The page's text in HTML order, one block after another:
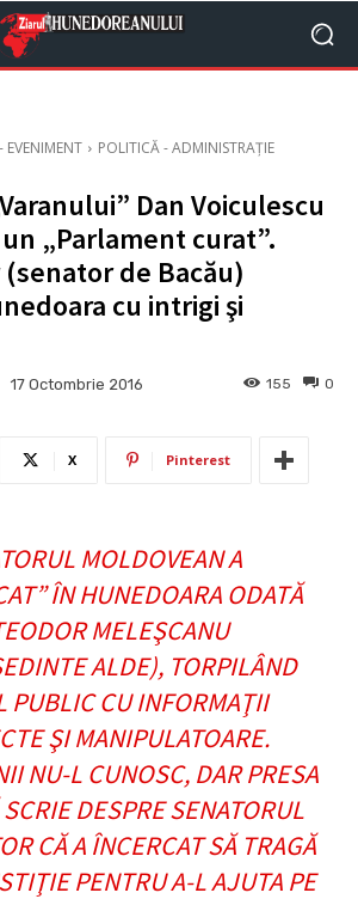
EVENIMENT POLITICĂ - ADMINISTRAȚIE
Dan Voiculescu
„Parlament curat”.
de Bacău)
cu intrigi şi
17 Octombrie 2016 0
155
X Pinterest
MOLDOVEAN A
ÎN HUNEDOARA ODATĂ
MELEŞCANU
ALDE), TORPILÂND
PUBLIC CU INFORMAŢII
ŞI MANIPULATOARE.
NU-L CUNOSC, DAR PRESA
DESPRE SENATORUL
CĂ A ÎNCERCAT SĂ TRAGĂ
PENTRU A-L AJUTA PE